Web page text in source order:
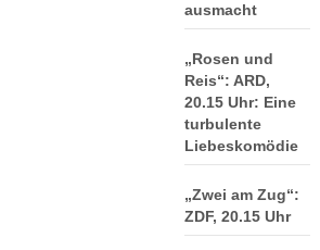
ausmacht
„Rosen und
Reis“: ARD,
20.15 Uhr: Eine
turbulente
Liebeskomödie
„Zwei am Zug“:
ZDF, 20.15 Uhr